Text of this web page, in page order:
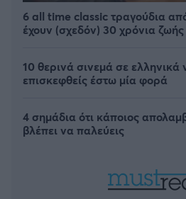
6 all time classic τραγούδια
έχουν (σχεδόν) 30 χρόνια ζωής
10 θερινά σινεμά σε ελληνικά
επισκεφθείς έστω μία φορά
4 σημάδια ότι κάποιος
βλέπει να παλεύεις